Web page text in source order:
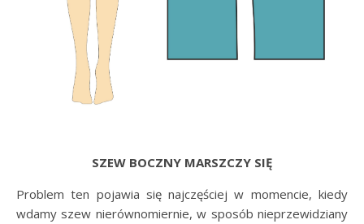
SZEW BOCZNY MARSZCZY SIĘ
Problem ten pojawia się najczęściej w momencie, kiedy
wdamy szew nierównomiernie, w sposób nieprzewidziany